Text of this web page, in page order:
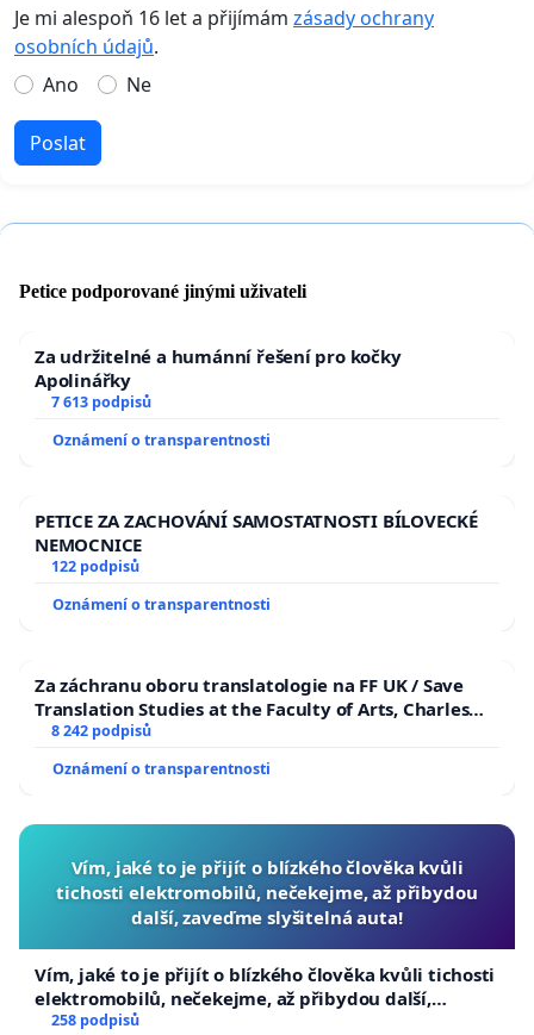
Je mi alespoň 16 let a přijímám zásady ochrany
osobních údajů.
Ano
Ne
Poslat
Petice podporované jinými uživateli
Za udržitelné a humánní řešení pro kočky
Apolinářky
7 613 podpisů
Oznámení o transparentnosti
PETICE ZA ZACHOVÁNÍ SAMOSTATNOSTI BÍLOVECKÉ
NEMOCNICE
122 podpisů
Oznámení o transparentnosti
Za záchranu oboru translatologie na FF UK / Save
Translation Studies at the Faculty of Arts, Charles
University
8 242 podpisů
Oznámení o transparentnosti
Vím, jaké to je přijít o blízkého člověka kvůli
tichosti elektromobilů, nečekejme, až přibydou
další, zaveďme slyšitelná auta!
Vím, jaké to je přijít o blízkého člověka kvůli tichosti
elektromobilů, nečekejme, až přibydou další,
zaveďme slyšitelná auta!
258 podpisů